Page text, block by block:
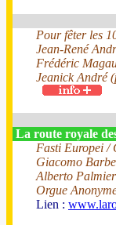
Pour fêter les
Jean-René
Frédéric
Jeanick André
La route royale
Fasti Europei /
Giacomo
Alberto
Orgue
Lien :